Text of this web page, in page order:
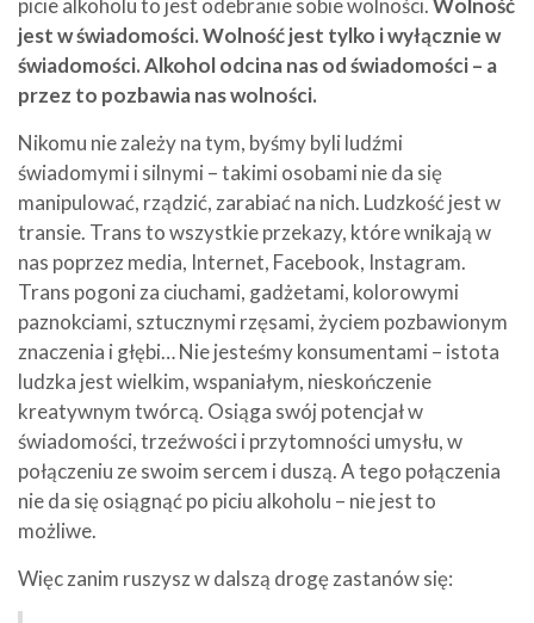
picie alkoholu to jest odebranie sobie wolności.Wolność
jest w świadomości.Wolność jest tylko i wyłącznie w
świadomości. Alkohol odcina nas od świadomości – a
przez to pozbawia nas wolności.
Nikomu nie zależy na tym, byśmy byli ludźmi
świadomymi i silnymi – takimi osobami nie da się
manipulować, rządzić, zarabiać na nich. Ludzkość jest w
transie. Trans to wszystkie przekazy, które wnikają w
nas poprzez media, Internet, Facebook, Instagram.
Trans pogoni za ciuchami, gadżetami, kolorowymi
paznokciami, sztucznymi rzęsami, życiem pozbawionym
znaczenia i głębi… Nie jesteśmy konsumentami – istota
ludzka jest wielkim, wspaniałym, nieskończenie
kreatywnym twórcą. Osiąga swój potencjał w
świadomości, trzeźwości i przytomności umysłu, w
połączeniu ze swoim sercem i duszą. A tego połączenia
nie da się osiągnąć po piciu alkoholu – nie jest to
możliwe.
Więc zanim ruszysz w dalszą drogę zastanów się: